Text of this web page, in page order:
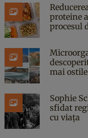
proteine
procesul
mai
Sophie
sfidat
cu viața